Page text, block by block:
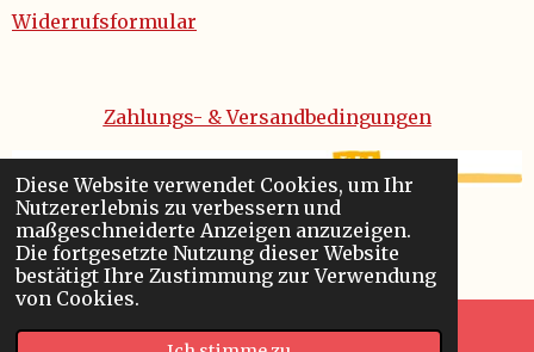
Diese Website verwendet Cookies, um Ihr
Nutzererlebnis zu verbessern und
maßgeschneiderte Anzeigen anzuzeigen.
Die fortgesetzte Nutzung dieser Website
bestätigt Ihre Zustimmung zur Verwendung
von Cookies.
Widerrufsformular
Zahlungs- & Versandbedingungen
© 2022 - 2026 Tlelebooks
Mit Unterstützung vonWebador